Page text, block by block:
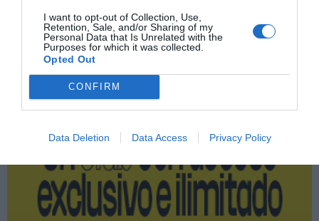
I want to opt-out of Collection, Use,
Retention, Sale, and/or Sharing of my
Personal Data that Is Unrelated with the
Purposes for which it was collected.
Opted Out
CONFIRM
Data Deletion Data Access Privacy Policy
Publicidad
2Playbook Club2P